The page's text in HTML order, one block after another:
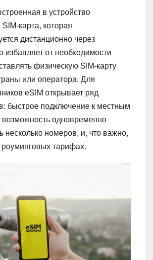
в устройство
карта, которая
дистанционно через
избавляет от необходимости
физическую SIM-карту
или оператора. Для
eSIM открывает ряд
быстрое подключение к местным
одновременно
несколько номеров, и, что важно,
тарифах.